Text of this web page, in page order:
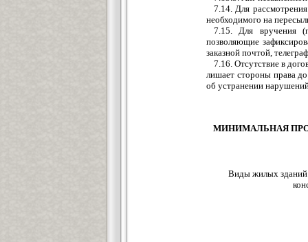
7.14. Для
необходимого на
7.15. Для вручения
позволяющие
заказной почтой,
7.16. Отсутствие в
лишает стороны права
об устранении
МИНИМАЛЬНАЯ
Виды жилых зданий